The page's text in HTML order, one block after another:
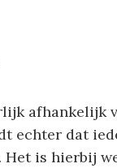
afhankelijk
echter dat
Het is hierbij